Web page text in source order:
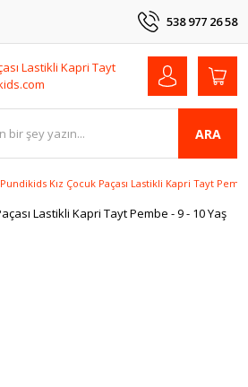
538 977 26 58
ARA
Pundikids Kız Çocuk Paçası Lastikli Kapri Tayt